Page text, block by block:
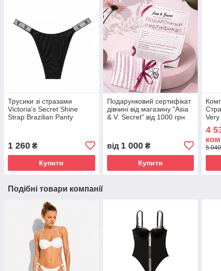
Трусики зі стразами
Victoria's Secret Shine
Strap Brazilian Panty
1 260 ₴
Купити
Подарунковий сертифікат
дівчині від магазину "Asia
& V. Secret" від 1000 грн
від 1 000₴
Купити
4
5
Подібні товари компанії